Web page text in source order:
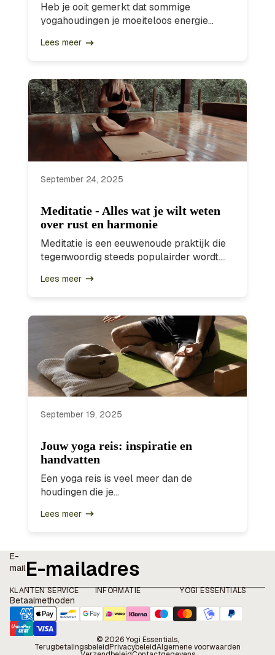
Heb je ooit gemerkt dat sommige
yogahoudingen je moeiteloos energie...
Lees meer
September 24, 2025
Meditatie - Alles wat je wilt weten
over rust en harmonie
Meditatie is een eeuwenoude praktijk die
tegenwoordig steeds populairder wordt....
Lees meer
September 19, 2025
Jouw yoga reis: inspiratie en
handvatten
Een yoga reis is veel meer dan de
houdingen die je...
Lees meer
E-
mail
KLANTEN SERVICE INFORMATIE YOGI ESSENTIALS
Betaalmethoden
© 2026Yogi Essentials,
TerugbetalingsbeleidPrivacybeleidAlgemene voorwaarden